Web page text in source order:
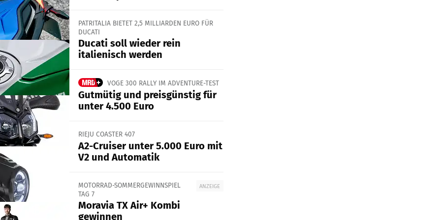
PATRITALIA BIETET 2,5 MILLIARDEN EURO FÜR
DUCATI
Ducati soll wieder rein
italienisch werden
VOGE 300 RALLY IM ADVENTURE-TEST
Gutmütig und preisgünstig für
unter 4.500 Euro
RIEJU COASTER 407
A2-Cruiser unter 5.000 Euro mit
V2 und Automatik
ANZEIGE
MOTORRAD-SOMMERGEWINNSPIEL
TAG 7
Moravia TX Air+ Kombi
gewinnen